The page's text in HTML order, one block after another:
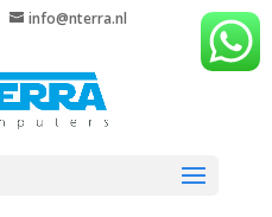
info@nterra.nl